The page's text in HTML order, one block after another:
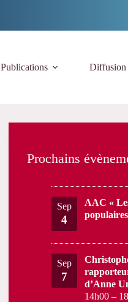
Publications Diffusion
Prochains
Sep
4
AAC «
Sep
7
d’Anne
14h00 –